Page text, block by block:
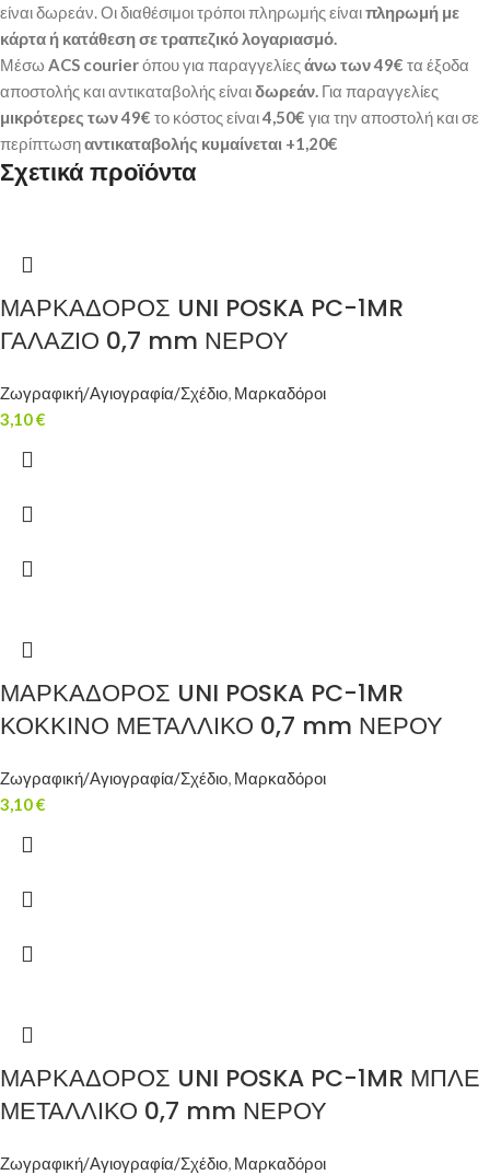
είναι δωρεάν. Οι διαθέσιμοι τρόποι πληρωμής είναιπληρωμή με
κάρτα ή κατάθεση σε τραπεζικό λογαριασμό.
Μέσω ACS courierόπου για παραγγελίεςάνω των 49€ τα έξοδα
αποστολής και αντικαταβολής είναιδωρεάν. Για παραγγελίες
μικρότερες των 49€ το κόστος είναι4,50€ για την αποστολή και σε
περίπτωσηαντικαταβολής κυμαίνεται +1,20€
Σχετικά προϊόντα
ΜΑΡΚΑΔΟΡΟΣ UNI POSKA PC-1MR
ΓΑΛΑΖΙΟ 0,7 mm ΝΕΡΟΥ
Ζωγραφική/Αγιογραφία/Σχέδιο, Μαρκαδόροι
3,10€
ΜΑΡΚΑΔΟΡΟΣ UNI POSKA PC-1MR
ΚΟΚΚΙΝΟ ΜΕΤΑΛΛΙΚΟ 0,7 mm ΝΕΡΟΥ
Ζωγραφική/Αγιογραφία/Σχέδιο, Μαρκαδόροι
3,10€
ΜΑΡΚΑΔΟΡΟΣ UNI POSKA PC-1MR ΜΠΛΕ
ΜΕΤΑΛΛΙΚΟ 0,7 mm ΝΕΡΟΥ
Ζωγραφική/Αγιογραφία/Σχέδιο, Μαρκαδόροι